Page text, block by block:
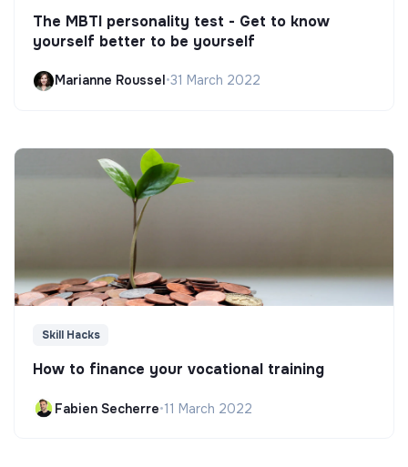
The MBTI personality test - Get to know
yourself better to be yourself
Marianne Roussel •31 March 2022
Skill Hacks
How to finance your vocational training
Fabien Secherre•11 March 2022